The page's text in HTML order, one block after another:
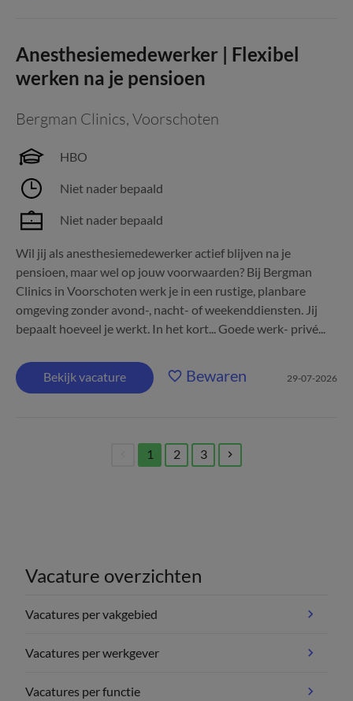
Anesthesiemedewerker | Flexibel
werken na je pensioen
Bergman Clinics, Voorschoten
HBO
Niet nader bepaald
Niet nader bepaald
Wil jij als anesthesiemedewerker actief blijven na je
pensioen, maar wel op jouw voorwaarden? Bij Bergman
Clinics in Voorschoten werk je in een rustige, planbare
omgeving zonder avond-, nacht- of weekenddiensten. Jij
bepaalt hoeveel je werkt. In het kort... Goede werk- privé...
Bekijk vacature Bewaren 29-07-2026
1
(current)
2 3
Vacature overzichten
Vacatures per vakgebied
Vacatures per werkgever
Vacatures per functie